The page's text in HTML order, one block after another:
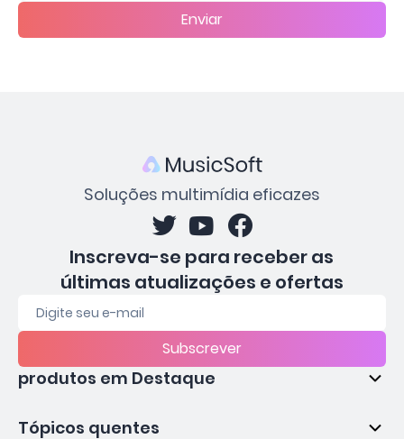
Enviar
Soluções multimídia eficazes
Inscreva-se para receber as
últimas atualizações e ofertas
Subscrever
produtos em Destaque
Tópicos quentes